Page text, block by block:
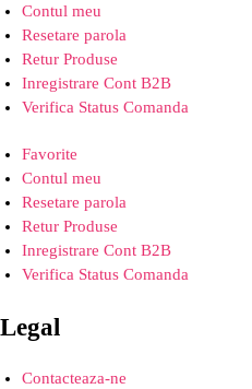
Contul meu
Resetare parola
Retur Produse
Inregistrare Cont B2B
Verifica Status Comanda
Favorite
Contul meu
Resetare parola
Retur Produse
Inregistrare Cont B2B
Verifica Status Comanda
Legal
Contacteaza-ne